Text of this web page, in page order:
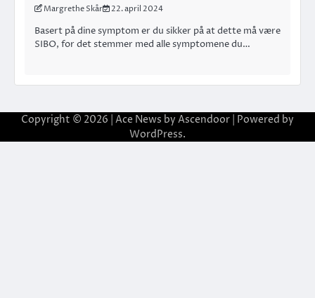
Margrethe Skår 22. april 2024
Basert på dine symptom er du sikker på at dette må være
SIBO, for det stemmer med alle symptomene du…
Copyright © 2026 | Ace News by Ascendoor | Powered by
WordPress.